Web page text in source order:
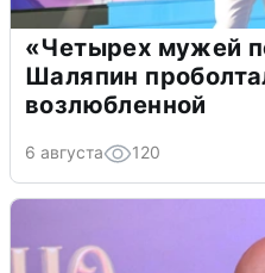
«Четырех мужей
Шаляпин
возлюбленной
6 августа 120